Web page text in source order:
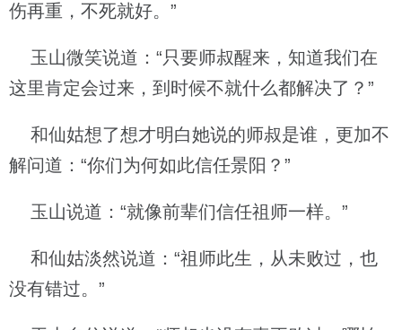
伤再重，不死就好。”
玉山微笑说道：“只要师叔醒来，知道我们在
这里肯定会过来，到时候不就什么都解决了？”
和仙姑想了想才明白她说的师叔是谁，更加不
解问道：“你们为何如此信任景阳？”
玉山说道：“就像前辈们信任祖师一样。”
和仙姑淡然说道：“祖师此生，从未败过，也
没有错过。”